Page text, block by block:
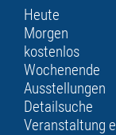
Heute
Morgen
kostenlos
Wochenende
Ausstellungen
Detailsuche
Veranstaltung